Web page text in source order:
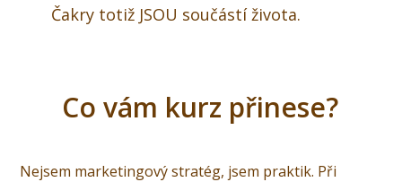
Čakry totiž JSOU součástí života.
Co vám kurz přinese?
Nejsem marketingový stratég, jsem praktik. Při